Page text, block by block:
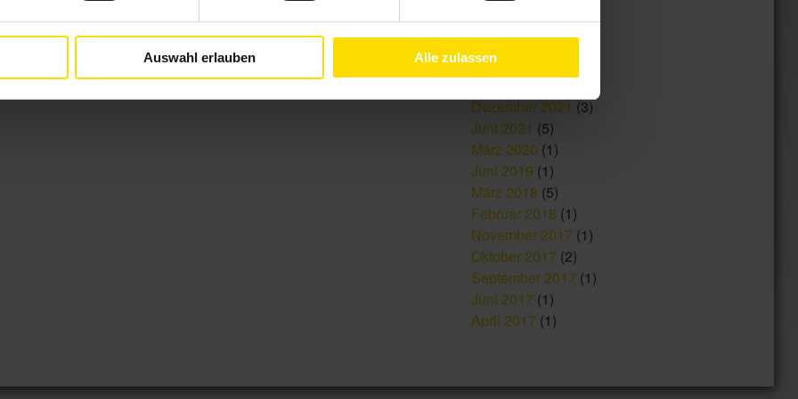
Auswahl erlauben Alle zulassen
September 2023(1)
August 2023(1)
Mai 2022
Dezember 2021(3)
Juni 2021 (5)
März 2020 (1)
Juni 2019 (1)
März 2018 (5)
Februar 2018 (1)
November 2017 (1)
Oktober 2017 (2)
September 2017 (1)
Juni 2017 (1)
April 2017 (1)